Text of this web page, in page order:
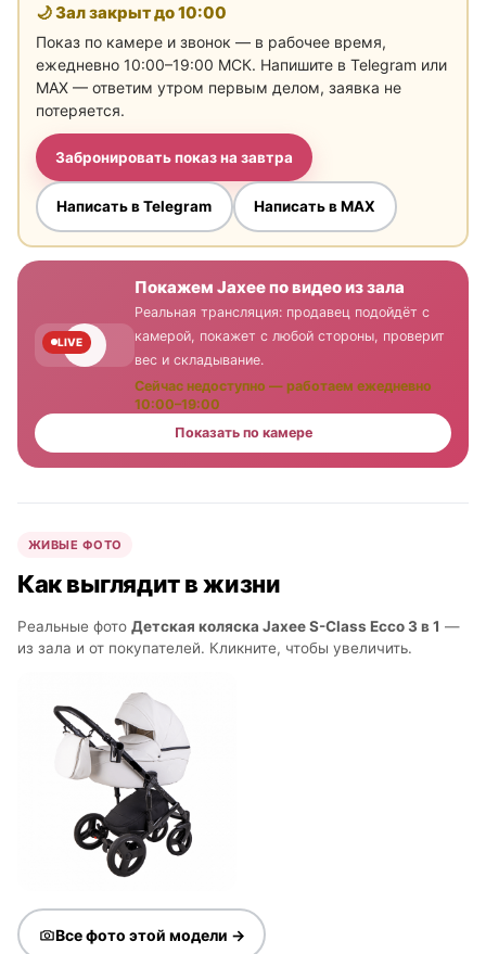
🌙 Зал закрыт до10:00
Показ по камере и звонок — в рабочее время,
ежедневно 10:00–19:00 МСК. Напишите в Telegram или
MAX — ответим утром первым делом, заявка не
потеряется.
Забронировать показ на завтра
Написать в Telegram Написать в MAX
LIVE
Покажем Jaxee по видео из зала
Реальная трансляция: продавец подойдёт с
камерой, покажет с любой стороны, проверит
вес и складывание.
Сейчас недоступно — работаем ежедневно
10:00–19:00
Показать по камере
ЖИВЫЕ ФОТО
Как выглядит в жизни
Реальные фото Детская коляска Jaxee S-Class Ecco 3 в 1 —
из зала и от покупателей. Кликните, чтобы увеличить.
Все фото этой модели →